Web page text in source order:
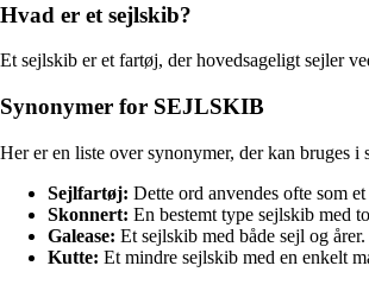
Hvad er et sejlskib?
Et sejlskib er et fartøj, der hovedsageligt sejler
Synonymer for SEJLSKIB
Her er en liste over synonymer, der kan bruges i
Sejlfartøj: Dette ord anvendes ofte som
Skonnert: En bestemt type sejlskib med
Galease: Et sejlskib med både sejl og årer.
Kutte: Et mindre sejlskib med en enkelt